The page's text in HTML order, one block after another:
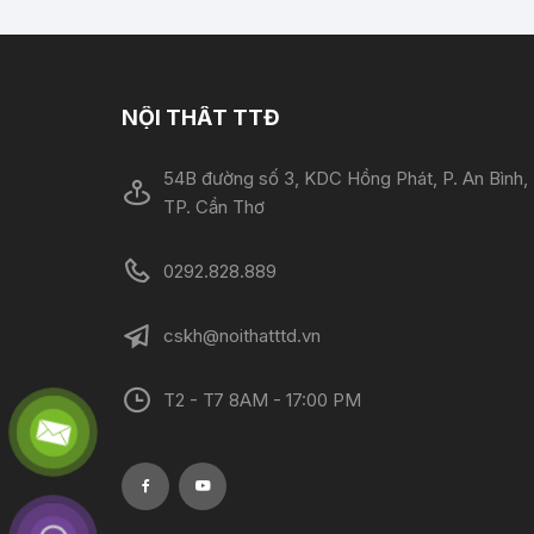
NỘI THẤT TTĐ
54B đường số 3, KDC Hồng Phát, P. An Bình,
TP. Cần Thơ
0292.828.889
cskh@noithatttd.vn
T2 - T7 8AM - 17:00 PM